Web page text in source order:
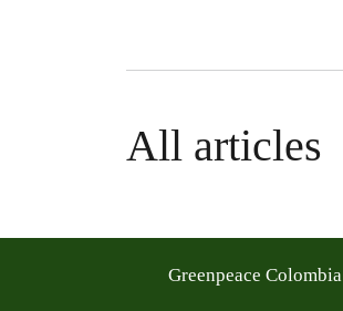
All articles
Greenpeace Colombia